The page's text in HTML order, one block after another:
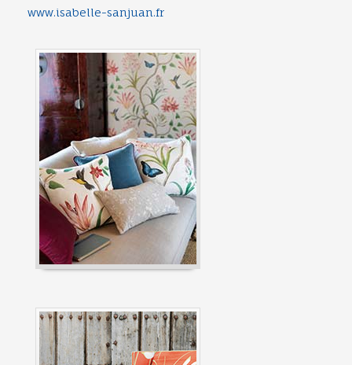
www.isabelle-sanjuan.fr